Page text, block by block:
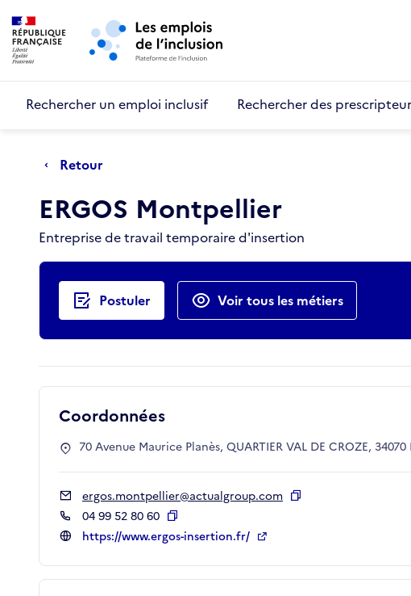
Aller au menu principal
Rechercher un emploi inclusif Rechercher des
Retour
ERGOS Montpellier
Entreprise de travail temporaire d'insertion
Actions rapides
Postuler Voir tous les métiers
Coordonnées
70 Avenue Maurice Planès, QUARTIER VAL DE CROZE,
ergos.montpellier@actualgroup.com
04 99 52 80 60
Copier
https://www.ergos-insertion.fr/